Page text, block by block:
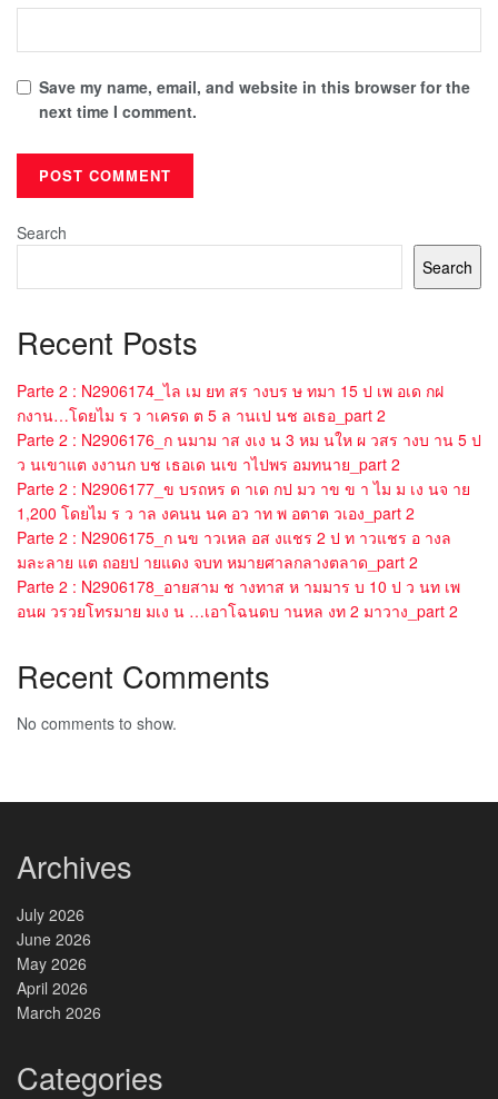
Save my name, email, and website in this browser for the
next time I comment.
Search
Search
Recent Posts
Parte 2 : N2906174_ไล เม ยท สร างบร ษ ทมา 15 ป เพ อเด กฝ
กงาน…โดยไม ร ว าเครด ต 5 ล านเป นช อเธอ_part 2
Parte 2 : N2906176_ก นมาม าส งเง น 3 หม นให ผ วสร างบ าน 5 ป
ว นเขาแต งงานก บช เธอเด นเข าไปพร อมทนาย_part 2
Parte 2 : N2906177_ข บรถหร ด าเด กป มว าข ข า ไม ม เง นจ าย
1,200 โดยไม ร ว าล งคนน นค อว าท พ อตาต วเอง_part 2
Parte 2 : N2906175_ก นข าวเหล อส งแชร 2 ป ท าวแชร อ างล
มละลาย แต ถอยป ายแดง จบท หมายศาลกลางตลาด_part 2
Parte 2 : N2906178_อายสาม ช างทาส ห ามมาร บ 10 ป ว นท เพ
อนผ วรวยโทรมาย มเง น …เอาโฉนดบ านหล งท 2 มาวาง_part 2
Recent Comments
No comments to show.
Archives
July 2026
June 2026
May 2026
April 2026
March 2026
Categories